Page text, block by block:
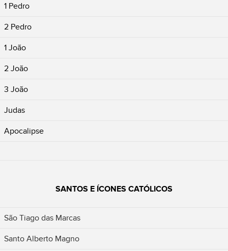
1 Pedro
2 Pedro
1 João
2 João
3 João
Judas
Apocalipse
SANTOS E ÍCONES CATÓLICOS
São Tiago das Marcas
Santo Alberto Magno